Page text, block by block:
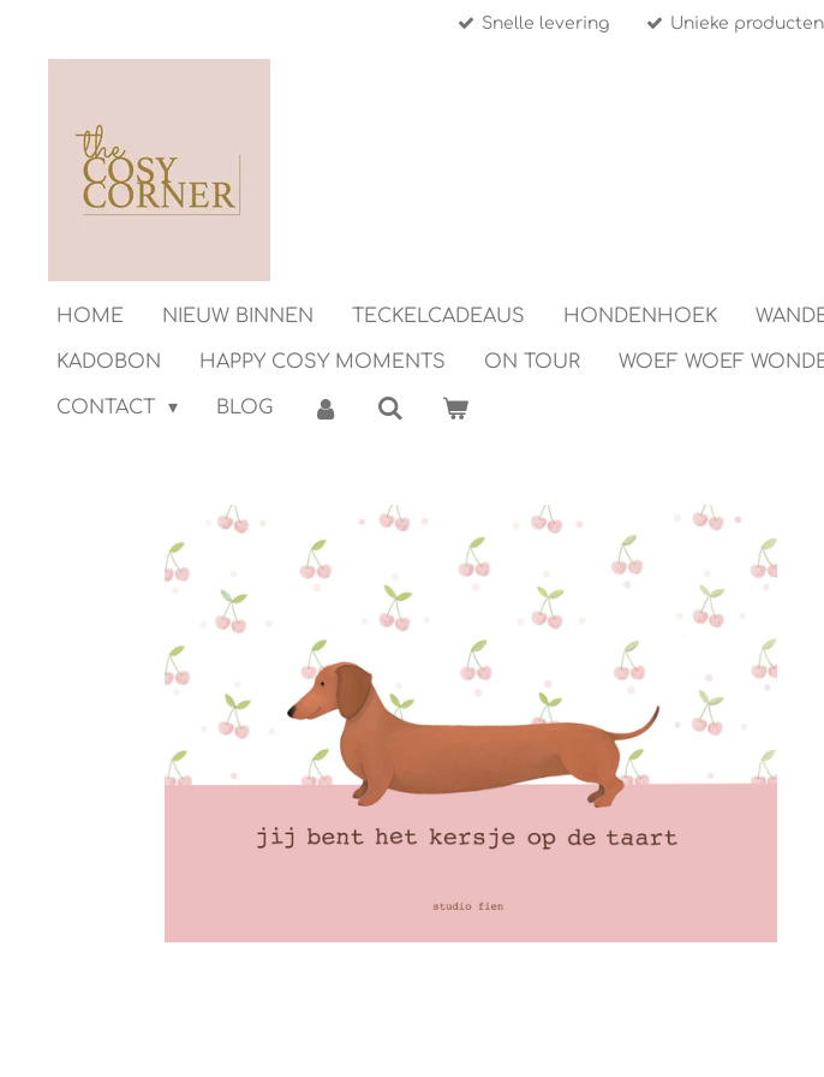
direct
hoofdinhoud
Snelle levering Unieke producten
HOME NIEUW BINNEN TECKELCADEAUS HONDENHOEK
KADOBON HAPPY COSY MOMENTS ON TOUR WOEF WOEF
CONTACT BLOG